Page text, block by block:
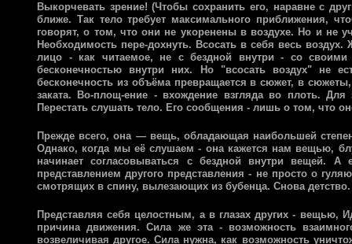
Выкорчевать зрение! (Чтобы сохранить его, наравне с
ближе. Так тело требует максимального приближения,
говорят, о том, что они не укоренены в воздухе. Но и не
Необходимость пере-дохнуть. Всосать в себя весь воздух.
лицо - как читаемое, не с бездной внутри - со
бесконечностью внутри них. Но "всосать воздух" не
бесконечность из объёма превращается в сюжет, в
заката. Во-площ-ение - вхождение взгляда во плоть.
Перестать слушать тело. Его сообщения - лишь о том, что
Прежде всего, она — вещь, обладающая наибольшей
Однако, когда мы её слушаем - она кажется нам вещью,
начинает согласовываться с бездной внутри вещей.
представлением другого представления - не просто о
смотрящих в спину, вылезающих из бубенца. Снова
Представляя себя целостным, а в глазах других -
причина движения. Сила же эта - возможность
возвеличивая другое. Сила нужна, как возможность